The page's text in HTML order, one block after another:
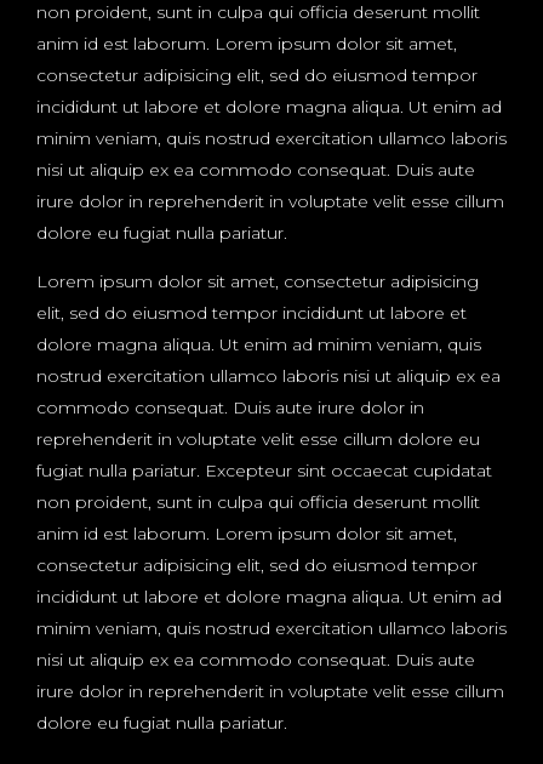
non proident, sunt in culpa qui officia deserunt mollit
anim id est laborum. Lorem ipsum dolor sit amet,
consectetur adipisicing elit, sed do eiusmod tempor
incididunt ut labore et dolore magna aliqua. Ut enim ad
minim veniam, quis nostrud exercitation ullamco laboris
nisi ut aliquip ex ea commodo consequat. Duis aute
irure dolor in reprehenderit in voluptate velit esse cillum
dolore eu fugiat nulla pariatur.
Lorem ipsum dolor sit amet, consectetur adipisicing
elit, sed do eiusmod tempor incididunt ut labore et
dolore magna aliqua. Ut enim ad minim veniam, quis
nostrud exercitation ullamco laboris nisi ut aliquip ex ea
commodo consequat. Duis aute irure dolor in
reprehenderit in voluptate velit esse cillum dolore eu
fugiat nulla pariatur. Excepteur sint occaecat cupidatat
non proident, sunt in culpa qui officia deserunt mollit
anim id est laborum. Lorem ipsum dolor sit amet,
consectetur adipisicing elit, sed do eiusmod tempor
incididunt ut labore et dolore magna aliqua. Ut enim ad
minim veniam, quis nostrud exercitation ullamco laboris
nisi ut aliquip ex ea commodo consequat. Duis aute
irure dolor in reprehenderit in voluptate velit esse cillum
dolore eu fugiat nulla pariatur.